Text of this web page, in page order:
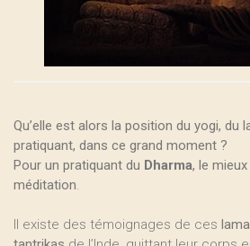
Qu’elle est alors la position du yogi, du
pratiquant, dans ce grand moment ?
Pour un pratiquant du Dharma, le
méditation.
Il existe des témoignages de ces